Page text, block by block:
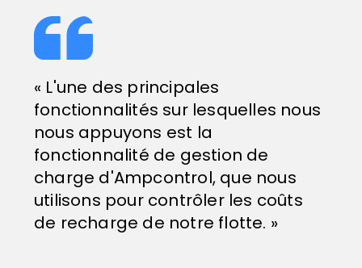
« L'une des principales
fonctionnalités sur lesquelles nous
nous appuyons est la
fonctionnalité de gestion de
charge d'Ampcontrol, que nous
utilisons pour contrôler les coûts
de recharge de notre flotte. »